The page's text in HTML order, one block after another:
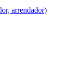
arrendador)